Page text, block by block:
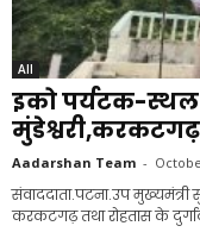
All
इको पर्यटक-
Aadarshan Team -
संवाददाता.पटना.उप
करकटगढ़ तथा रोहतास के